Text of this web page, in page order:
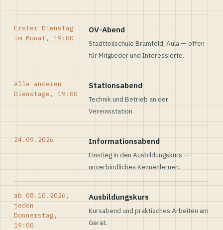
Erster Dienstag
im Monat, 19:00
OV-Abend
Stadtteilschule Bramfeld, Aula — offen
für Mitglieder und Interessierte.
Alle anderen
Dienstage, 19:00
Stationsabend
Technik und Betrieb an der
Vereinsstation.
24.09.2026 Informationsabend
Einstieg in den Ausbildungskurs —
unverbindliches Kennenlernen.
ab 08.10.2026,
jeden
Donnerstag,
19:00
Ausbildungskurs
Kursabend und praktisches Arbeiten am
Gerät.